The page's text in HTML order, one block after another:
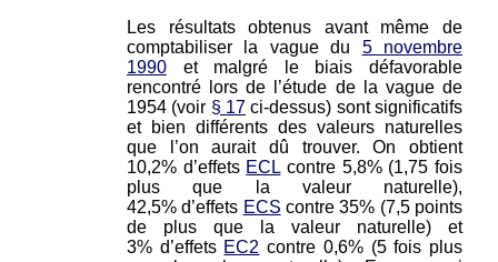
Les résultats obtenus avant même de
comptabiliser la vague du 5 novembre
1990 et malgré le biais défavorable
rencontré lors de l’étude de la vague de
1954 (voir § 17 ci-dessus) sont significatifs
et bien différents des valeurs naturelles
que l’on aurait dû trouver. On obtient
10,2% d’effets ECL contre 5,8% (1,75 fois
plus que la valeur naturelle),
42,5% d’effets ECS contre 35% (7,5 points
de plus que la valeur naturelle) et
3% d’effets EC2 contre 0,6% (5 fois plus